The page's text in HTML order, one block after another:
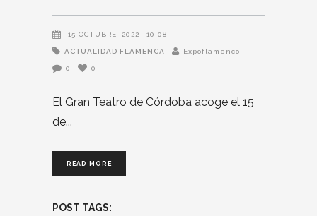
15 OCTUBRE, 2022 10:08
ACTUALIDAD FLAMENCA Expoflamenco
0 0
El Gran Teatro de Córdoba acoge el 15
de
READ MORE
POST TAGS: